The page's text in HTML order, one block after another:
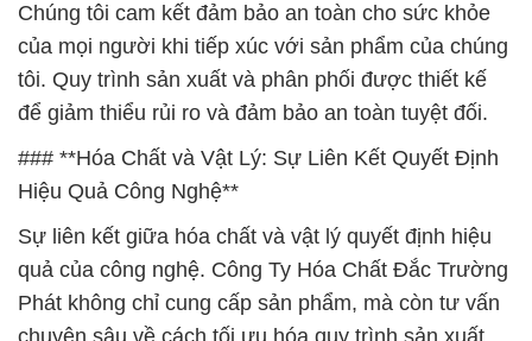
Chúng tôi cam kết đảm bảo an toàn cho sức khỏe
của mọi người khi tiếp xúc với sản phẩm của chúng
tôi. Quy trình sản xuất và phân phối được thiết kế
để giảm thiểu rủi ro và đảm bảo an toàn tuyệt đối.
### **Hóa Chất và Vật Lý: Sự Liên Kết Quyết Định
Hiệu Quả Công Nghệ**
Sự liên kết giữa hóa chất và vật lý quyết định hiệu
quả của công nghệ. Công Ty Hóa Chất Đắc Trường
Phát không chỉ cung cấp sản phẩm, mà còn tư vấn
chuyên sâu về cách tối ưu hóa quy trình sản xuất